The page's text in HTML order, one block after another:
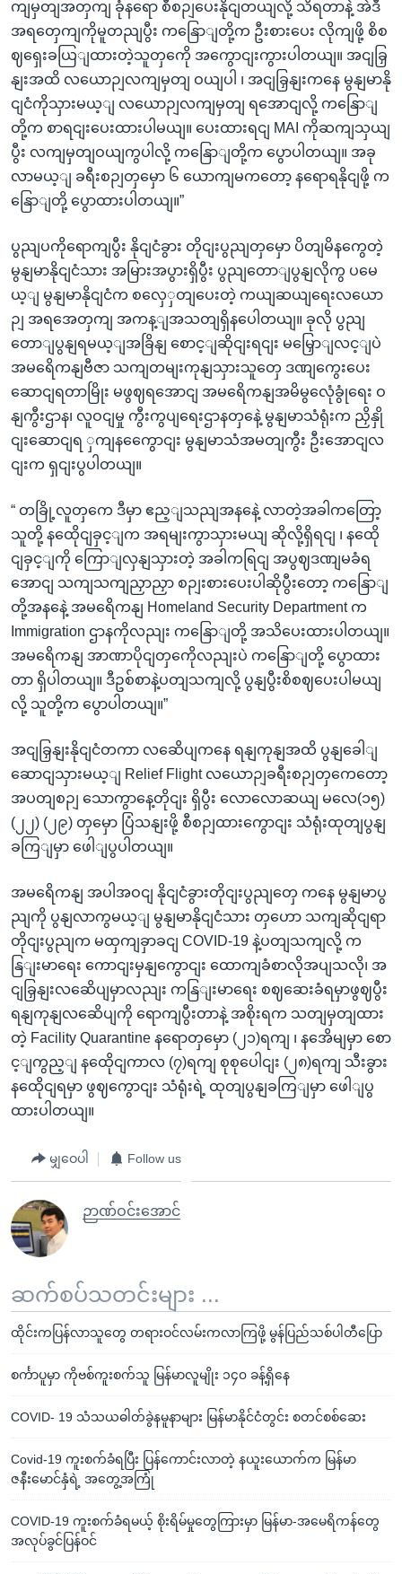
ကျမှတျအတှကျ ခုံနရော စီစဉျပေးနိုငျတယျလို့ သိရတာနဲ့ အဲဒီ
အရတှေကျကိုမူတညျပွီး ကနြောျတို့က ဦးစားပေး လိုကျဖို့ စိစ
ဈရှေးခယြျထားတဲ့သူတှကေို အကွောငျးကွားပါတယျ။ အငျခြှ
နျးအထိ လယောဉျလကျမှတျ ဝယျပါ ၊ အငျခြှနျးကနေ မွနျမာနို
ငျငံကိုသှားမယ့ျ လယောဉျလကျမှတျ ရအောငျလို့ ကနြောျ
တို့က စာရငျးပေးထားပါမယျ။ ပေးထားရငျ MAI ကိုဆကျသှယျ
ပွီး လကျမှတျဝယျကွပါလို့ ကနြောျတို့က ပွောပါတယျ။ အခု
လာမယ့ျ ခရီးစဉျတှမှော ၆ ယောကျမကတော့ နရောရနိုငျဖို့ က
နြောျတို့ ပွောထားပါတယျ။”
ပွညျပကိုရောကျပွီး နိုငျငံခွား တိုငျးပွညျတှမှော ပိတျမိနကွေတဲ့
မွနျမာနိုငျငံသား အမြားအပွားရှိပွီး ပွညျတောျပွနျလိုကွ ပမေ
ယ့ျ မွနျမာနိုငျငံက စလှေှတျပေးတဲ့ ကယျဆယျရေးလယော
ဉျ အရအေတှကျ အကန့ျအသတျရှိနပေါတယျ။ ခုလို ပွညျ
တောျပွနျရမယ့ျအခြိနျ စောင့ျဆိုငျးရငျး မမြှောျလင့ျပဲ
အမရေိကနျဗီဇာ သကျတမျးကုနျသှားသူတှေ ဒဏျကွေးပေး
ဆောငျရတာမြိုး မဖွဈရအောငျ အမရေိကနျအမိမွလေုံခွုံရေး ဝ
နျကွီးဌာန၊ လူဝငျမှု ကွီးကွပျရေးဌာနတှနေဲ့ မွနျမာသံရုံးက ညှိနှို
ငျးဆောငျရ ှကျနကွေောငျး မွနျမာသံအမတျကွီး ဦးအောငျလ
ငျးက ရှငျးပွပါတယျ။
“ တခြို့လူတှကေ ဒီမှာ ဧည့ျသညျအနနေဲ့ လာတဲ့အခါကတြော့
သူတို့ နထေိုငျခှင့ျက အရမျးကွာသှားမယျ ဆိုလို့ရှိရငျ ၊ နထေို
ငျခှင့ျကို ကြောျလှနျသှားတဲ့ အခါကရြငျ အပွဈဒဏျမခံရ
အောငျ သကျသကျညှာညှာ စဉျးစားပေးပါဆိုပွီးတော့ ကနြောျ
တို့အနနေဲ့ အမရေိကနျ Homeland Security Department က
Immigration ဌာနကိုလညျး ကနြောျတို့ အသိပေးထားပါတယျ။
အမရေိကနျ အာဏာပိုငျတှကေိုလညျးပဲ ကနြောျတို့ ပွောထား
တာ ရှိပါတယျ။ ဒီဥစ်စာနဲ့ပတျသကျလို့ ပွနျပွီးစိစဈပေးပါမယျ
လို့ သူတို့က ပွောပါတယျ။”
အငျခြှနျးနိုငျငံတကာ လဆေိပျကနေ ရနျကုနျအထိ ပွနျခေါျ
ဆောငျသှားမယ့ျ Relief Flight လယောဉျခရီးစဉျတှကေတော့
အပတျစဉျ သောကွာနေ့တိုငျး ရှိပွီး လောလောဆယျ မလေ(၁၅)
(၂၂) (၂၉) တှမှော ပြံသနျးဖို့ စီစဉျထားကွောငျး သံရုံးထုတျပွနျ
ခကြျမှာ ဖေါျပွပါတယျ။
အမရေိကနျ အပါအဝငျ နိုငျငံခွားတိုငျးပွညျတှေ ကနေ မွနျမာပွ
ညျကို ပွနျလာကွမယ့ျ မွနျမာနိုငျငံသား တှဟော သကျဆိုငျရာ
တိုငျးပွညျက မထှကျခှာခငျ COVID-19 နဲ့ပတျသကျလို့ က
နြျးမာရေး ကောငျးမှနျကွောငျး ထောကျခံစာလိုအပျသလို၊ အ
ငျခြှနျးလဆေိပျမှာလညျး ကနြျးမာရေး စဈဆေးခံရမှာဖွဈပွီး
ရနျကုနျလဆေိပျကို ရောကျပွီးတာနဲ့ အစိုးရက သတျမှတျထား
တဲ့ Facility Quarantine နရောတှမှော (၂၁)ရကျ ၊ နအေိမျမှာ စော
င့ျကွည့ျ နထေိုငျကာလ (၇)ရကျ စုစုပေါငျး (၂၈)ရကျ သီးခွား
နထေိုငျရမှာ ဖွဈကွောငျး သံရုံးရဲ့ ထုတျပွနျခကြျမှာ ဖေါျပွ
ထားပါတယျ။
မျှဝေပါ Follow us
ဉာဏ်ဝင်းအောင်
ဆက်စပ်သတင်းများ ...
ထိုင်းကပြန်လာသူတွေ တရားဝင်လမ်းကလာကြဖို့ မွန်ပြည်သစ်ပါတီပြော
စင်္ကာပူမှာ ကိုဗစ်ကူးစက်သူ မြန်မာလူမျိုး ၁၄၀ ခန့်ရှိနေ
COVID- 19 သံသယဓါတ်ခွဲနမူနာများ မြန်မာနိုင်ငံတွင်း စတင်စစ်ဆေး
Covid-19 ကူးစက်ခံရပြီး ပြန်ကောင်းလာတဲ့ နယူးယောက်က မြန်မာ
ဇနီးမောင်နှံရဲ့ အတွေ့အကြုံ
COVID-19 ကူးစက်ခံရမယ့် စိုးရိမ်မှုတွေကြားမှာ မြန်မာ-အမေရိကန်တွေ
အလုပ်ခွင်ပြန်ဝင်